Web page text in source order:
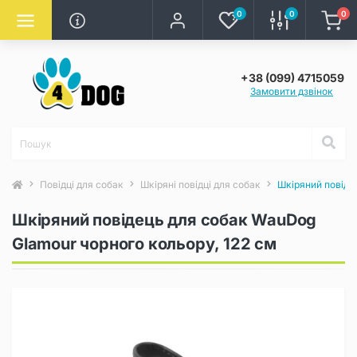
0 0 0
+38 (099) 4715059
Замовити дзвінок
Повідці для собак Шкіряні повідці для собак Шкіряний
Шкіряний повідець для собак WauDog
Glamour чорного кольору, 122 см